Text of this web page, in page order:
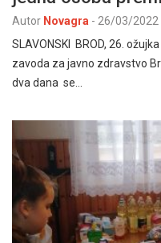
Autor Novagra - 26/03/2022
SLAVONSKI BROD, 26.
zavoda za javno zdravstvo
dva dana se…